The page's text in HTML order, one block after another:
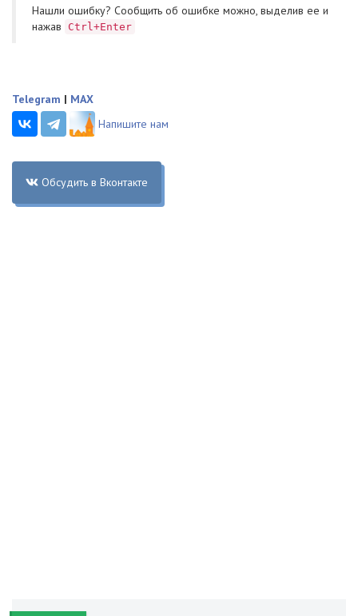
Нашли ошибку? Cообщить об ошибке можно, выделив ее и
нажав
Ctrl+Enter
Telegram | MAX
Напишите нам
Обсудить в Вконтакте